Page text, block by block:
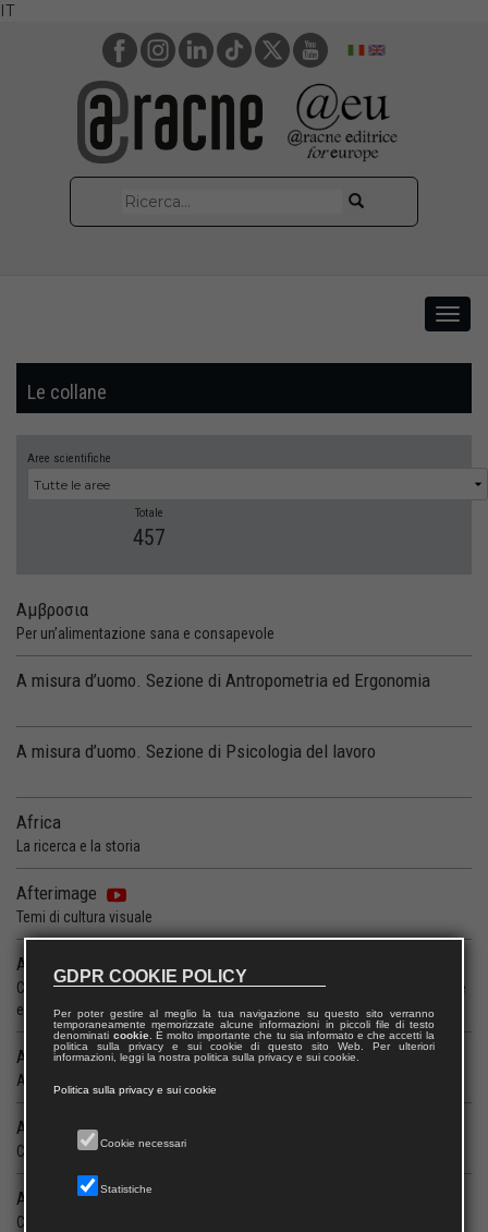
IT
Le collane
Aree scientifiche
Totale
457
Αμβροσια
Per un’alimentazione sana e consapevole
A misura d’uomo. Sezione di Antropometria ed Ergonomia
A misura d’uomo. Sezione di Psicologia del lavoro
Africa
La ricerca e la storia
Afterimage
Temi di cultura visuale
Agricultural Economics Paper Series
Collana del Dipartimento di Economia e Politica Agraria, Agro-Alimentare
e Ambientale dell’Università degli Studi di Milano
AID Monuments
Architettura e ingegneria per la difesa dei monumenti
ALEF
Collana di Logica matematica, Algebra e Geometria
Algoritmica
Collana di matematica ed informatica
GDPR COOKIE POLICY
Per poter gestire al meglio la tua navigazione su questo sito verranno
temporaneamente memorizzate alcune informazioni in piccoli file di testo
denominati cookie. È molto importante che tu sia informato e che accetti la
politica sulla privacy e sui cookie di questo sito Web. Per ulteriori
informazioni, leggi la nostra politica sulla privacy e sui cookie.
Politica sulla privacy e sui cookie
Cookie necessari
Statistiche